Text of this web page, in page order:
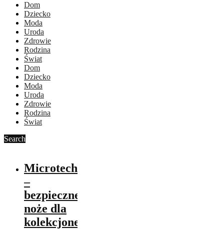
Dom
Dziecko
Moda
Uroda
Zdrowie
Rodzina
Świat
Dom
Dziecko
Moda
Uroda
Zdrowie
Rodzina
Świat
Search
Microtech
–
bezpieczne
noże dla
kolekcjonera